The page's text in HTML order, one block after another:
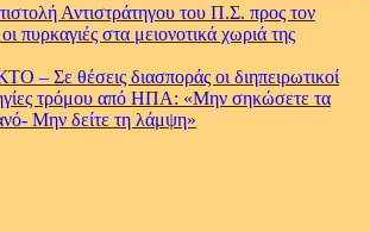
Αντιστράτηγου του Π.Σ. προς τον
πυρκαγιές στα μειονοτικά χωριά της
– Σε θέσεις διασποράς οι διηπειρωτικοί
τρόμου από ΗΠΑ: «Μην σηκώσετε τα
Μην δείτε τη λάμψη»